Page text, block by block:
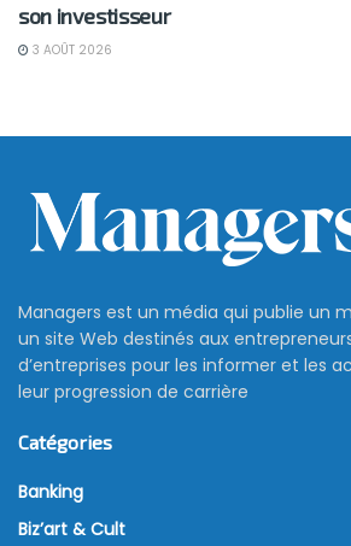
son investisseur
3 AOÛT 2026
Managers est un média qui publie un
un site Web destinés aux
d’entreprises pour les informer et les
leur progression de carrière
Catégories
Banking
Biz’art & Cult